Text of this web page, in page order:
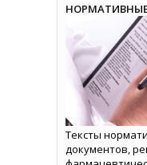
Тексты
документов,